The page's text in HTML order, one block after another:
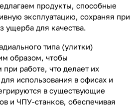
продукты, способные
эксплуатацию, сохраняя при
ущерба для качества.
типа (улитки)
образом, чтобы
работе, что делает их
использования в офисах и
в существующие
и ЧПУ-станков, обеспечивая